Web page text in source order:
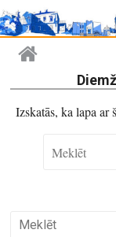
Izskatās, ka lapa ar